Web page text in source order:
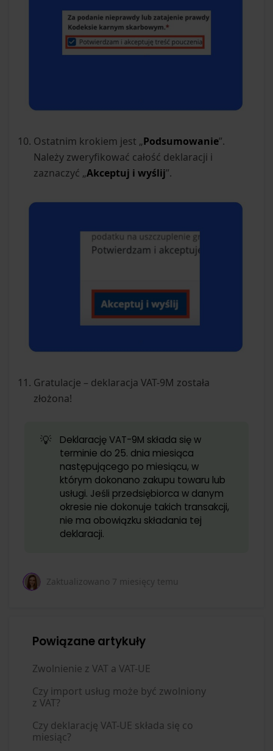
Ostatnim krokiem jest „Podsumowanie”.
Należy zweryfikować całość deklaracji i
zaznaczyć „Akceptuj i wyślij”.
Gratulacje – deklaracja VAT-9M została
złożona!
💡
Deklarację VAT-9M składa się w
terminie do 25. dnia miesiąca
następującego po miesiącu, w
którym dokonano zakupu towaru lub
usługi. Jeśli przedsiębiorca w danym
okresie nie dokonuje takich transakcji,
nie ma obowiązku składania tej
deklaracji.
Zaktualizowano 7 miesięcy temu
Powiązane artykuły
Zwolnienie z VAT a VAT-UE
Czy import usług może być zwolniony
z VAT?
Czy deklarację VAT-UE składa się co
miesiąc?